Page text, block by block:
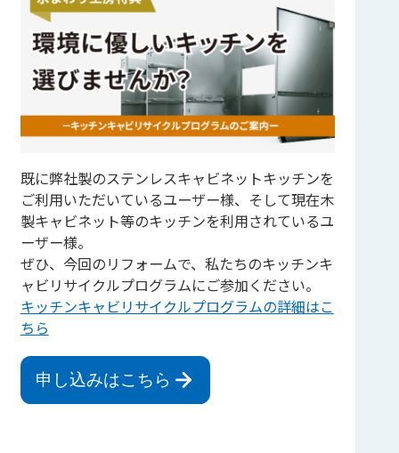
既に弊社製のステンレスキャビネットキッチンを
ご利用いただいているユーザー様、そして現在木
製キャビネット等のキッチンを利用されているユ
ーザー様。
ぜひ、今回のリフォームで、私たちのキッチンキ
ャビリサイクルプログラムにご参加ください。
キッチンキャビリサイクルプログラムの詳細はこ
ちら
申し込みはこちら